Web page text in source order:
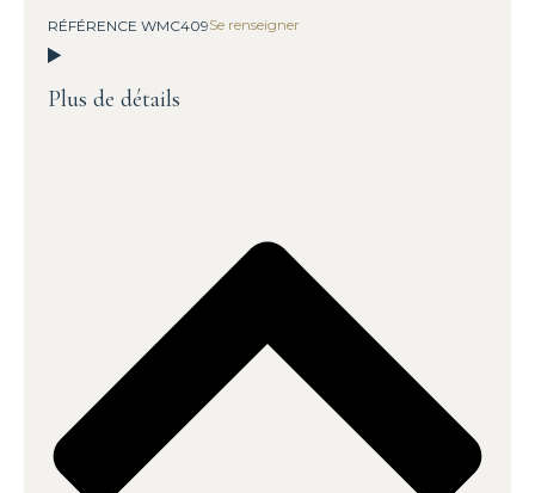
RÉFÉRENCE WMC409Se renseigner
Plus de détails